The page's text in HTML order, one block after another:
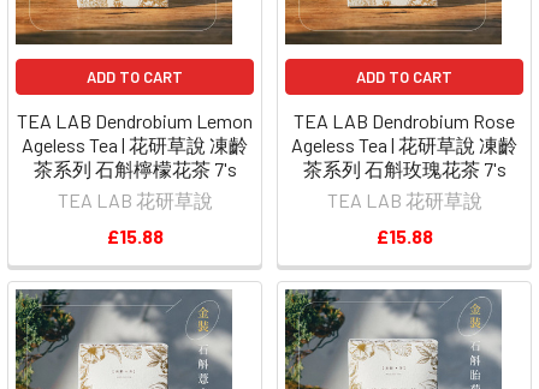
ADD TO CART
TEA LAB Dendrobium Lemon
Ageless Tea | 花研草說 凍齡
茶系列 石斛檸檬花茶 7's
TEA LAB 花研草說
£15.88
ADD TO CART
TEA LAB Dendrobium Rose
Ageless Tea | 花研草說 凍齡
茶系列 石斛玫瑰花茶 7's
TEA LAB 花研草說
£15.88